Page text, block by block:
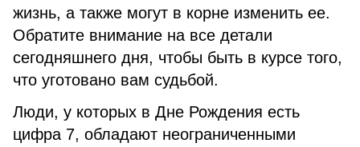
жизнь, а также могут в корне изменить ее.
Обратите внимание на все детали
сегодняшнего дня, чтобы быть в курсе того,
что уготовано вам судьбой.
Люди, у которых в Дне Рождения есть
цифра 7, обладают неограниченными